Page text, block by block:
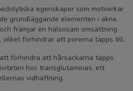
egenskaper som motverkar
grundläggande elementen i akne.
främjar en hälsosam omsättning
vilket förhindrar att porerna täpps till.
förhindra att hårsäckarna täpps
hos transglutaminas, ett
vidhäftning.